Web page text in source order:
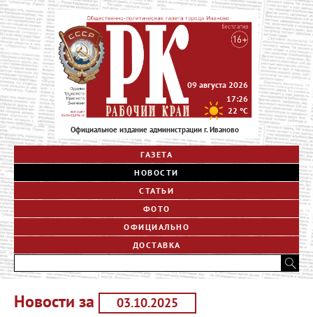
Официальное издание администрации г. Иваново
09 августа 2026
17:26
22 °C
ГАЗЕТА
НОВОСТИ
СТАТЬИ
ФОТО
ОФИЦИАЛЬНО
ДОСТАВКА
Новости за